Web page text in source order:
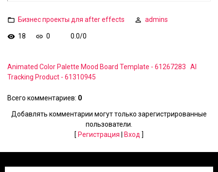
Бизнес проекты для after effects admins
18 0 0.0/0
Animated Color Palette Mood Board Template - 61267283
AI
Tracking Product - 61310945
Всего комментариев: 0
Добавлять комментарии могут только зарегистрированные
пользователи.
[ Регистрация Вход ]